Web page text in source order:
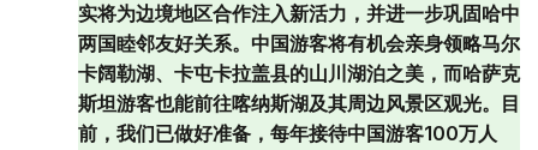
实将为边境地区合作注入新活力，并进一步巩固哈中
两国睦邻友好关系。中国游客将有机会亲身领略马尔
卡阔勒湖、卡屯卡拉盖县的山川湖泊之美，而哈萨克
斯坦游客也能前往喀纳斯湖及其周边风景区观光。目
前，我们已做好准备，每年接待中国游客100万人